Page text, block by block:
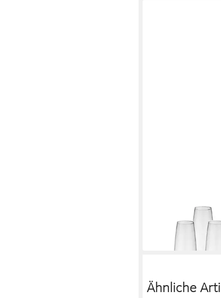
Sektglas Voice Basic
ml 4er Set
ab 31,63 €
in 2-3 Werktagen bei dir
Ähnliche